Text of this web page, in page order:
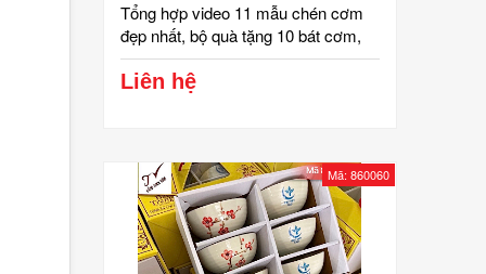
Tổng hợp video 11 mẫu chén cơm
đẹp nhất, bộ quà tặng 10 bát cơm,
đựng trong hộp và túi giấy sang
trọng, quà tặng, quà biếu, mã
Liên hệ
Mã: 860060